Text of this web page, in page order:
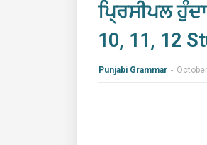
ਪ੍ਰਿਸੀਪਲ
10, 11, 12
Punjabi Grammar -